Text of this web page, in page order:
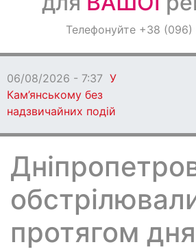
ОголошенняТелефонуйте +38 (096)
06/08/2026 - 7:37 У
Кам’янському без
надзвичайних подій
протягом дня